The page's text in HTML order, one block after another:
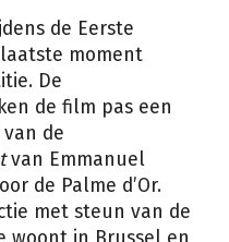
de Eerste
moment
De
de film pas een
de
van Emmanuel
de Palme d’Or.
met steun van de